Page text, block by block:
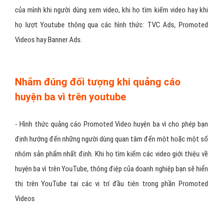
của mình khi người dùng xem video, khi họ tìm kiếm video hay khi
họ lượt Youtube thông qua các hình thức: TVC Ads, Promoted
Videos hay Banner Ads.
Nhắm đúng đối tượng khi quảng cáo
huyện ba vì trên youtube
- Hình thức quảng cáo Promoted Video huyện ba vì cho phép bạn
định hướng đến những người dùng quan tâm đến một hoặc một số
nhóm sản phẩm nhất định. Khi họ tìm kiếm các video giới thiệu về
huyện ba vì trên YouTube, thông điệp của doanh nghiệp bạn sẽ hiển
thị trên YouTube tại các vị trí đầu tiên trong phần Promoted
Videos